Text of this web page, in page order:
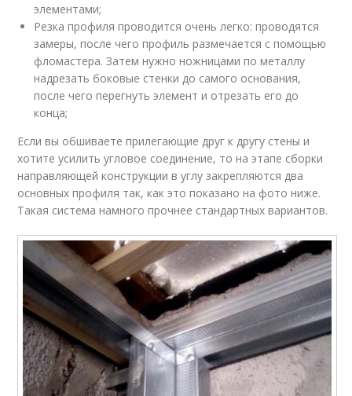
элементами;
Резка профиля проводится очень легко: проводятся
замеры, после чего профиль размечается с помощью
фломастера. Затем нужно ножницами по металлу
надрезать боковые стенки до самого основания,
после чего перегнуть элемент и отрезать его до
конца;
Если вы обшиваете прилегающие друг к другу стены и
хотите усилить угловое соединение, то на этапе сборки
направляющей конструкции в углу закрепляются два
основных профиля так, как это показано на фото ниже.
Такая система намного прочнее стандартных вариантов.